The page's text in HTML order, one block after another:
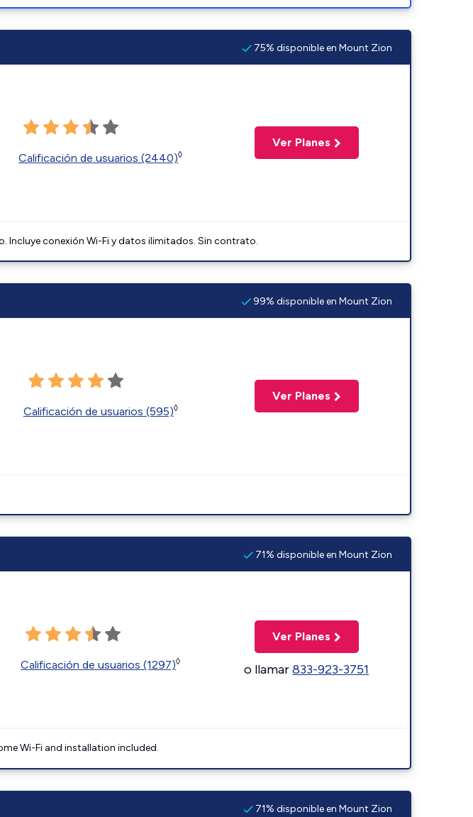
75% disponible en Mount Zion
Calificación de usuarios (2440)◊
Ver Planes
Incluye conexión Wi-Fi y datos ilimitados. Sin contrato.
99% disponible en Mount Zion
Calificación de usuarios (595)◊
Ver Planes
71% disponible en Mount Zion
Calificación de usuarios (1297)◊
Ver Planes
o llamar833-923-3751
Wi-Fi and installation included.
71% disponible en Mount Zion